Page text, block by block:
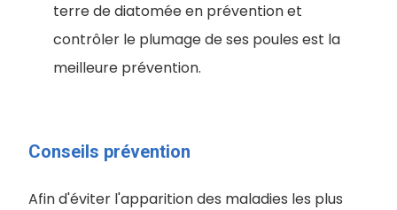
terre de diatomée en prévention et
contrôler le plumage de ses poules est la
meilleure prévention.
Conseils prévention
Afin d'éviter l'apparition des maladies les plus